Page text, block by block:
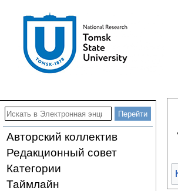
Авторский коллектив
Редакционный совет
Категории
Таймлайн